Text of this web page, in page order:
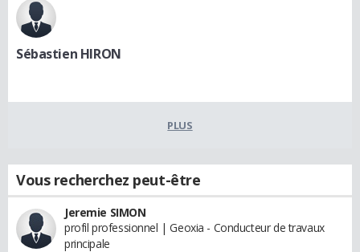
Sébastien HIRON
PLUS
Vous recherchez peut-être
Jeremie SIMON
profil professionnel | Geoxia - Conducteur de travaux
principale